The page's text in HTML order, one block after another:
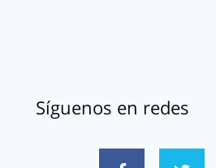
Síguenos en redes